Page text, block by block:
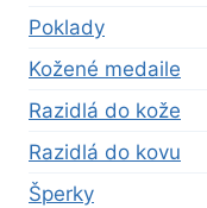
Poklady
Kožené medaile
Razidlá do kože
Razidlá do kovu
Šperky